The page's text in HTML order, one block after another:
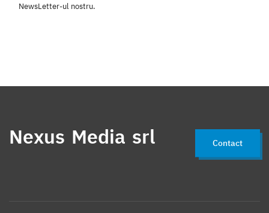
NewsLetter-ul nostru.
Nexus Media srl Contact